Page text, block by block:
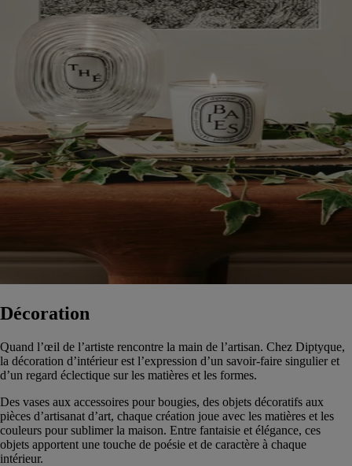
Décoration
Quand l’œil de l’artiste rencontre la main de l’artisan. Chez Diptyque,
la décoration d’intérieur est l’expression d’un savoir-faire singulier et
d’un regard éclectique sur les matières et les formes.
Des vases aux accessoires pour bougies, des objets décoratifs aux
pièces d’artisanat d’art, chaque création joue avec les matières et les
couleurs pour sublimer la maison. Entre fantaisie et élégance, ces
objets apportent une touche de poésie et de caractère à chaque
intérieur.​